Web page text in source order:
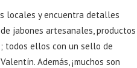
locales y encuentra detalles
jabones artesanales, productos
todos ellos con un sello de
Además, ¡muchos son